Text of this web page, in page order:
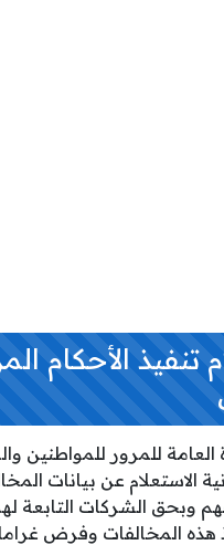
تنفيذ الأحكام
العامة للمرور للمواطنين
الاستعلام عن بيانات
وبحق الشركات التابعة
هذه المخالفات وفرض